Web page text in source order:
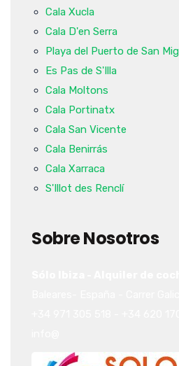
Cala Xucla
Cala D'en Serra
Playa del Puerto de San
Es Pas de S'Illa
Cala Moltons
Cala Portinatx
Cala San Vicente
Cala Benirrás
Cala Xarraca
S'Illot des Renclí
Sobre Nosotros